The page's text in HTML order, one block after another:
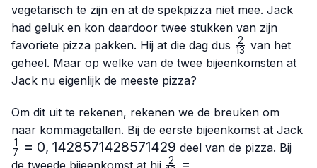
vegetarisch te zijn en at de spekpizza niet mee. Jack
had geluk en kon daardoor twee stukken van zijn
favoriete pizza pakken. Hij at die dag dus \frac{2}
{13}
13
2
van het
geheel. Maar op welke van de twee bijeenkomsten at
Jack nu eigenlijk de meeste pizza?
Om dit uit te rekenen, rekenen we de breuken om
naar kommagetallen. Bij de eerste bijeenkomst at Jack
\frac{1}
{7}=0,1428571428571429
7
1 = 0, 1428571428571429 deel van de pizza. Bij
de tweede bijeenkomst at hij \frac{2}
2
=